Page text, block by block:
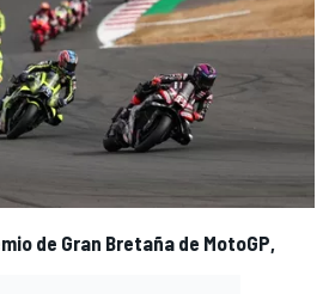
de Gran Bretaña de MotoGP,